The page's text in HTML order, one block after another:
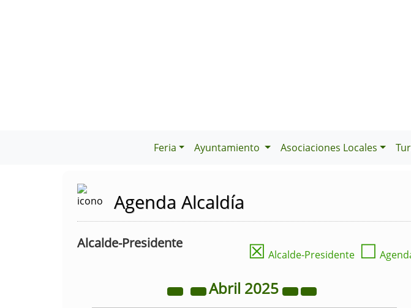
Feria Ayuntamiento Asociaciones Locales
Agenda Alcaldía
Alcalde-Presidente ☒ Alcalde-Presidente ☐
Abril 2025